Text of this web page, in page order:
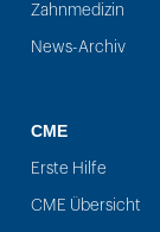
Zahnmedizin
News-Archiv
CME
Erste Hilfe
CME Übersicht